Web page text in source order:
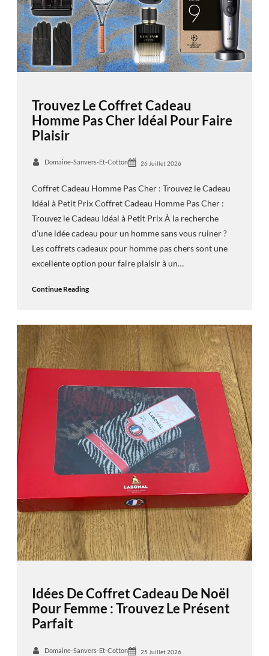
Trouvez Le Coffret Cadeau
Homme Pas Cher Idéal Pour Faire
Plaisir
Domaine-Sanvers-Et-Cotton 26 Juillet 2026
Coffret Cadeau Homme Pas Cher : Trouvez le Cadeau
Idéal à Petit Prix Coffret Cadeau Homme Pas Cher :
Trouvez le Cadeau Idéal à Petit Prix À la recherche
d’une idée cadeau pour un homme sans vous ruiner ?
Les coffrets cadeaux pour homme pas chers sont une
excellente option pour faire plaisir à un…
Continue Reading
Idées De Coffret Cadeau De Noël
Pour Femme : Trouvez Le Présent
Parfait
Domaine-Sanvers-Et-Cotton 25 Juillet 2026